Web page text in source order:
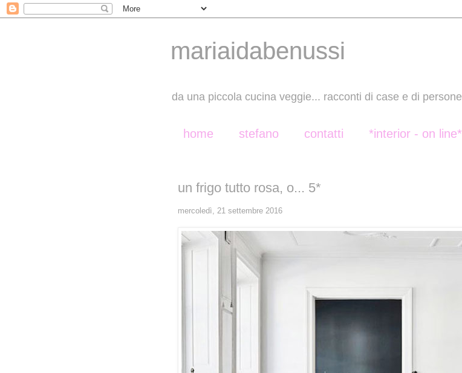
mariaidabenussi
da una piccola cucina veggie... racconti di case e di persone
home stefano contatti *interior - on line*
un frigo tutto rosa, o... 5*
mercoledì, 21 settembre 2016